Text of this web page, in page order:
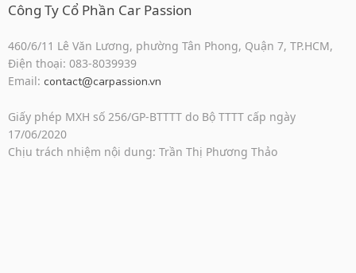
Công Ty Cổ Phần Car Passion
460/6/11 Lê Văn Lương, phường Tân Phong, Quận 7, TP.HCM,
Điện thoại: 083-8039939
Email: contact@carpassion.vn
Giấy phép MXH số 256/GP-BTTTT do Bộ TTTT cấp ngày
17/06/2020
Chịu trách nhiệm nội dung: Trần Thị Phương Thảo